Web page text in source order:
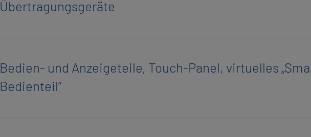
Über­tra­gungs­ge­rä­te
Be­dien- und An­zei­ge­tei­le, Touch-Pa­nel, vir­tu­el­les
Be­dien­teil“